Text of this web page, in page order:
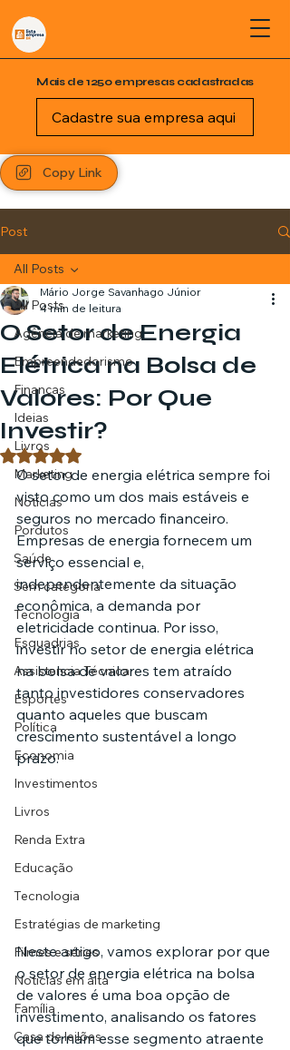
Mais de 1250 empresas cadastradas
Cadastre sua empresa aqui
Copy Link
Post
All Posts
Agência de marketing
Empreendedorismo
Finanças
Ideias
Livros
Marketing
Notícias
Pordutos
Saúde
Sem categoria
Tecnologia
Esquadrias
Assistencia Técnica
Esportes
Política
Economia
Investimentos
Livros
Renda Extra
Educação
Tecnologia
Estratégias de marketing
Filmes e séries
Noticias em alta
Família
Casa de leilões
All Posts
O Setor de Energia
Elétrica na Bolsa de
Valores: Por Que
Investir?
Mário Jorge Savanhago Júnior
4 min de leitura
Avaliado com NaN de 5 estrelas.
O setor de energia elétrica sempre foi
visto como um dos mais estáveis e
seguros no mercado financeiro.
Empresas de energia fornecem um
serviço essencial e,
independentemente da situação
econômica, a demanda por
eletricidade continua. Por isso,
investir no setor de energia elétrica
na bolsa de valores tem atraído
tanto investidores conservadores
quanto aqueles que buscam
crescimento sustentável a longo
prazo.
Neste artigo, vamos explorar por que
o setor de energia elétrica na bolsa
de valores é uma boa opção de
investimento, analisando os fatores
que tornam esse segmento atraente